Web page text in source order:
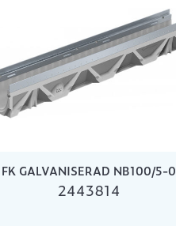
FK GALVANISERAD NB100/5-0
2443814